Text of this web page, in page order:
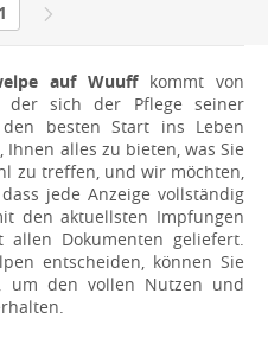
1
auf Wuuffkommt von
der sich der Pflege seiner
besten Start ins Leben
alles zu bieten, was Sie
zu treffen, und wir möchten,
jede Anzeige vollständig
den aktuellsten Impfungen
Dokumenten geliefert.
entscheiden, können Sie
um den vollen Nutzen und